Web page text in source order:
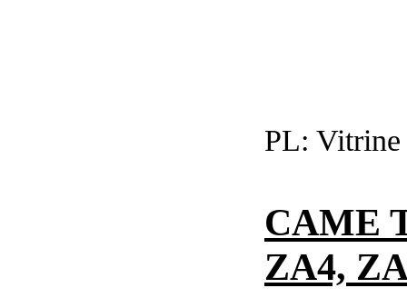
PL: Vitrine
CAME
ZA4,